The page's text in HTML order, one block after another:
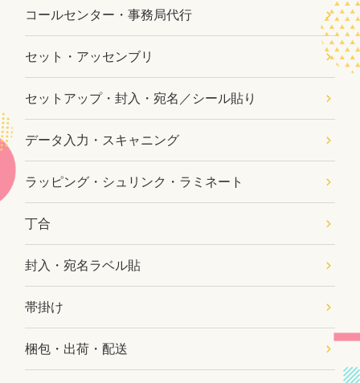
コールセンター・事務局代行
セット・アッセンブリ
セットアップ・封入・宛名／シール貼り
データ入力・スキャニング
ラッピング・シュリンク・ラミネート
丁合
封入・宛名ラベル貼
帯掛け
梱包・出荷・配送